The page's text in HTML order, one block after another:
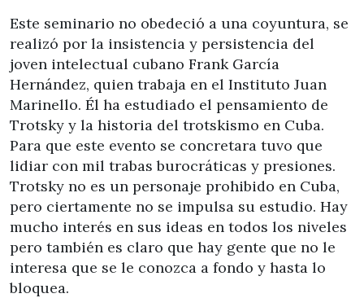
Este seminario no obedeció a una coyuntura, se
realizó por la insistencia y persistencia del
joven intelectual cubano Frank García
Hernández, quien trabaja en el Instituto Juan
Marinello. Él ha estudiado el pensamiento de
Trotsky y la historia del trotskismo en Cuba.
Para que este evento se concretara tuvo que
lidiar con mil trabas burocráticas y presiones.
Trotsky no es un personaje prohibido en Cuba,
pero ciertamente no se impulsa su estudio. Hay
mucho interés en sus ideas en todos los niveles
pero también es claro que hay gente que no le
interesa que se le conozca a fondo y hasta lo
bloquea.